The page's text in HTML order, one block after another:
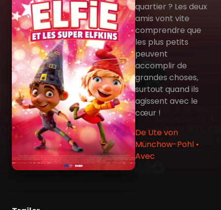
quartier ? Les deux
amis vont vite
comprendre que
les plus petits
peuvent
accomplir de
grandes choses,
surtout quand ils
agissent avec le
cœur !
De Ute von
Münchow-Pohl •
Avec